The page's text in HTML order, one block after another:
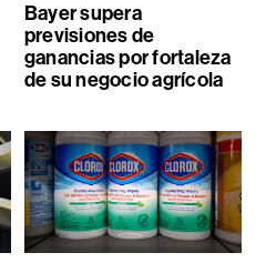
Bayer supera
previsiones de
ganancias por fortaleza
de su negocio agrícola